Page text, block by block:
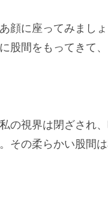
顔に座ってみまし
股間をもってきて
の視界は閉ざされ
その柔らかい股間